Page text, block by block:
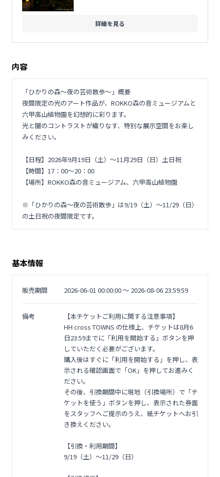
詳細を見る
内容
「ひかりの森～夜の芸術散歩～」概要
夜間限定の光のアート作品が、ROKKO森の音ミュージアムと
六甲高山植物園を幻想的に彩ります。
光と闇のコントラストが織りなす、特別な展示空間をお楽し
みください。
【日程】2026年9月19日（土）～11月29日（日）土日祝
【時間】17：00～20：00
【場所】ROKKO森の音ミュージアム、六甲高山植物園
※「ひかりの森～夜の芸術散歩」は9/19（土）～11/29（日）
の土日祝の夜間限定です。
基本情報
販売期間 2026-06-01 00:00:00 〜 2026-08-06 23:59:59
備考
【本チケットご利用に関する注意事項】
HH cross TOWNS の仕様上、チケットは8月6
日23:59までに「利用を開始する」ボタンを押
していただく必要がございます。
購入後はすぐに「利用を開始する」を押し、表
示される確認画面で「OK」を押してお進みく
ださい。
その後、引換期間中に現地（引換場所）で「チ
ケットを使う」ボタンを押し、表示された券面
をスタッフへご提示のうえ、紙チケットへお引
き換えください。
【引換・利用期間】
9/19（土）～11/29（日）